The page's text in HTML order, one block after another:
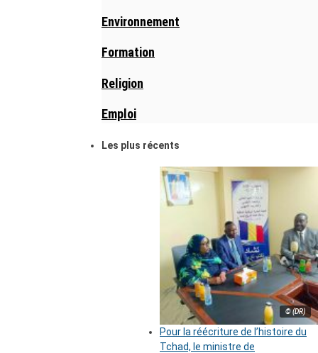
Environnement
Formation
Religion
Emploi
Les plus récents
© (DR)
Pour la réécriture de l’histoire du
Tchad, le ministre de